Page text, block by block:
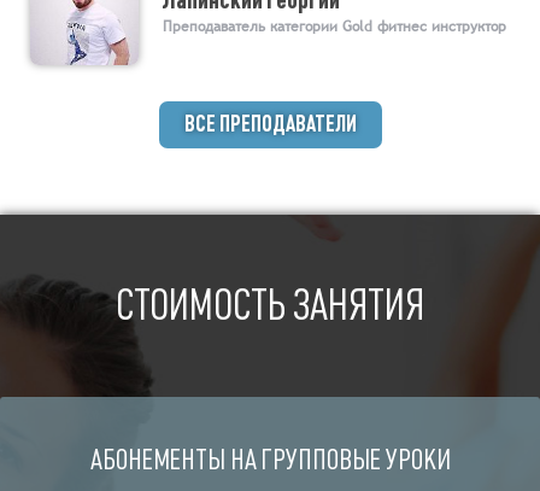
Преподаватель категории Gold фитнес инструктор
ВСЕ ПРЕПОДАВАТЕЛИ
СТОИМОСТЬ ЗАНЯТИЯ
АБОНЕМЕНТЫ НА ГРУППОВЫЕ УРОКИ